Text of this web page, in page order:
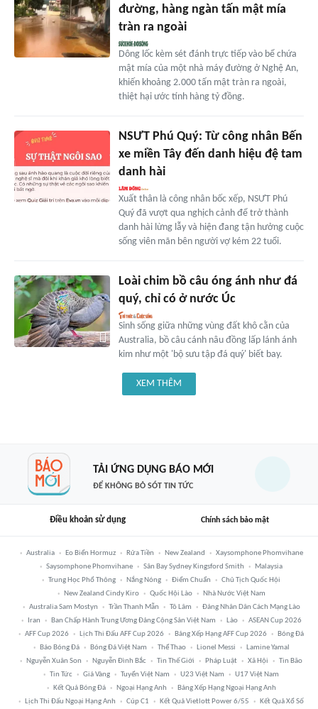
đường, hàng ngàn tấn mật mía
tràn ra ngoài
Dông lốc kèm sét đánh trực tiếp vào bể chứa
mật mía của một nhà máy đường ở Nghệ An,
khiến khoảng 2.000 tấn mật tràn ra ngoài,
thiệt hại ước tính hàng tỷ đồng.
NSƯT Phú Quý: Từ công nhân Bến
xe miền Tây đến danh hiệu đệ tam
danh hài
Xuất thân là công nhân bốc xếp, NSƯT Phú
Quý đã vượt qua nghịch cảnh để trở thành
danh hài lừng lẫy và hiện đang tận hưởng cuộc
sống viên mãn bên người vợ kém 22 tuổi.
Loài chim bồ câu óng ánh như đá
quý, chỉ có ở nước Úc
Sinh sống giữa những vùng đất khô cằn của
Australia, bồ câu cánh nâu đồng lấp lánh ánh
kim như một 'bộ sưu tập đá quý' biết bay.
XEM THÊM
TẢI ỨNG DỤNG BÁO MỚI
ĐỂ KHÔNG BỎ SÓT TIN TỨC
Điều khoản sử dụng Chính sách bảo mật
Australia Eo Biển Hormuz Rửa Tiền New Zealand
Xaysomphone Phomvihane
Saysomphone Phomvihane
Sân Bay Sydney Kingsford Smith
Malaysia
Trung Học Phổ Thông
Nắng Nóng Điểm Chuẩn
Chủ Tịch Quốc Hội
New Zealand Cindy Kiro
Quốc Hội Lào
Nhà Nước Việt Nam
Australia Sam Mostyn
Trần Thanh Mẫn Tô Lâm
Đảng Nhân Dân Cách Mạng Lào
Iran
Ban Chấp Hành Trung Ương Đảng Cộng Sản Việt Nam Lào
ASEAN Cup 2026
AFF Cup 2026
Lịch Thi Đấu AFF Cup 2026 Bảng Xếp Hạng AFF Cup 2026
Bóng Đá
Báo Bóng Đá
Bóng Đá Việt Nam Thể Thao Lionel Messi
Lamine Yamal
Nguyễn Xuân Son
Nguyễn Đình Bắc Tin Thế Giới Pháp Luật Xã Hội
Tin Bão
Tin Tức
Giá Vàng Tuyển Việt Nam U23 Việt Nam
U17 Việt Nam
Kết Quả Bóng Đá
Ngoại Hạng Anh
Bảng Xếp Hạng Ngoại Hạng Anh
Lịch Thi Đấu Ngoại Hạng Anh
Cúp C1 Kết Quả Vietlott Power 6/55 Kết Quả Xổ Số